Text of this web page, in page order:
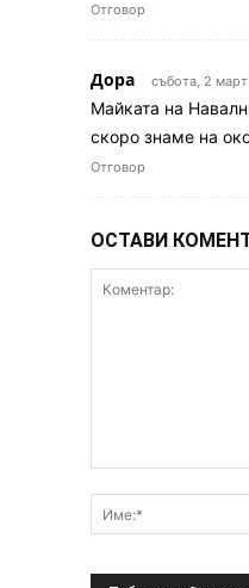
Отговор
Дора събота, 2
Майката на
скоро знаме на
Отговор
ОСТАВИ